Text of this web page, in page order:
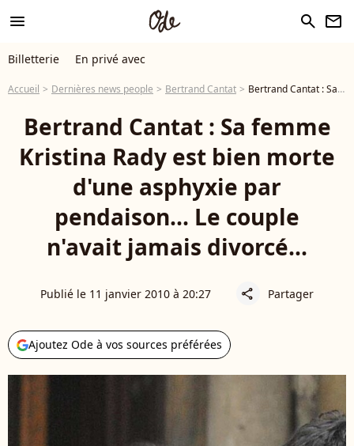
menu search newsletter
Billetterie En privé avec
Accueil Dernières news people Bertrand Cantat Bertrand Cantat : Sa femme Kristina Rady est bien morte d'une asphyxie par pendaison... Le couple n'avait jamais divorcé...
Bertrand Cantat : Sa femme
Kristina Rady est bien morte
d'une asphyxie par
pendaison... Le couple
n'avait jamais divorcé...
Publié le 11 janvier 2010 à 20:27 share Partager
Ajoutez Ode à vos sources préférées